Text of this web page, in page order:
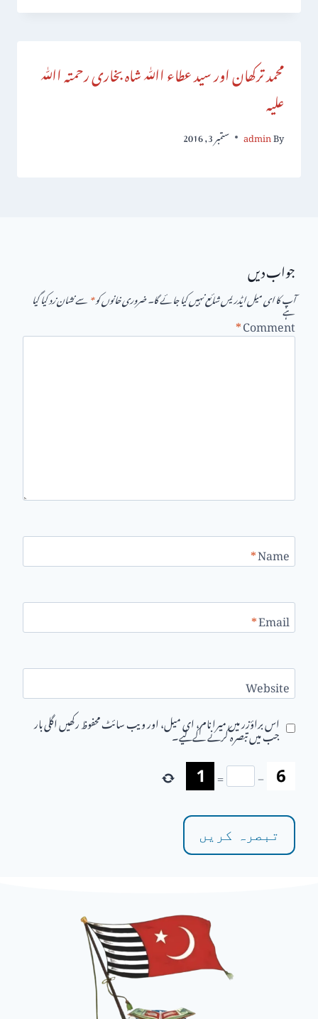
محمد ترکھان اور سید عطاء اﷲ شاہ بخاری رحمتہ اﷲ
علیہ
By
admin ستمبر 3, 2016
جواب دیں
آپ کا ای میل ایڈریس شائع نہیں کیا جائے گا۔ضروری خانوں کو*سے نشان زد کیا گیا ہے
Comment
*
Name
*
Email
*
Website
اس براؤزر میں میرا نام، ای میل، اور ویب سائٹ محفوظ رکھیں اگلی بار
جب میں تبصرہ کرنے کےلیے۔
−
=